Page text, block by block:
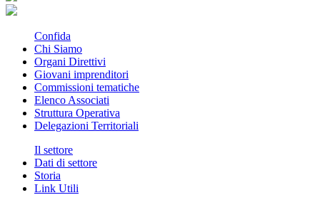
Confida
Chi Siamo
Organi Direttivi
Giovani imprenditori
Commissioni tematiche
Elenco Associati
Struttura Operativa
Delegazioni Territoriali
Il settore
Dati di settore
Storia
Link Utili